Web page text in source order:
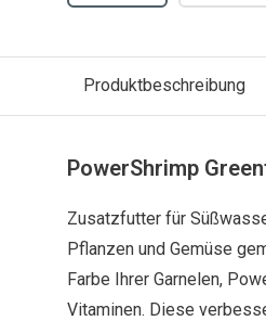
Produktbeschreibung
PowerShrimp
Zusatzfutter für
Pflanzen und Gemüse
Farbe Ihrer Garnelen,
Vitaminen. Diese